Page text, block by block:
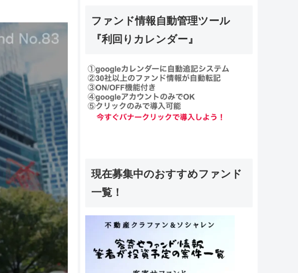
ファンド情報自動管理ツール
『利回りカレンダー』
現在募集中のおすすめファンド
一覧！